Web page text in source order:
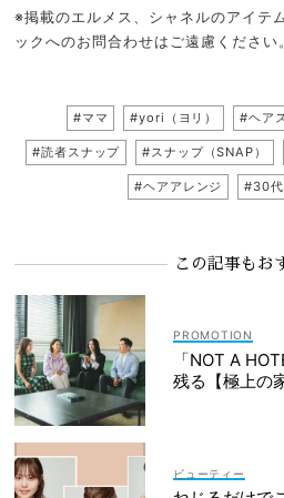
※掲載のエルメス、シャネルのアイテ
ックへのお問合わせはご遠慮ください。
#ママ #yori（ヨリ） #ヘア
#読者スナップ #スナップ（SNAP）
#ヘアアレンジ #30代
この記事もお
「NOT A
残る【極上の
ビューティー